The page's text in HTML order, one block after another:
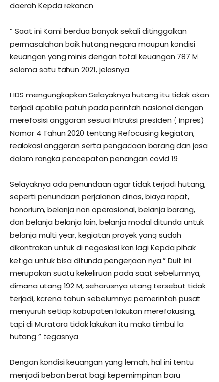
daerah Kepda rekanan
” Saat ini Kami berdua banyak sekali ditinggalkan
permasalahan baik hutang negara maupun kondisi
keuangan yang minis dengan total keuangan 787 M
selama satu tahun 2021, jelasnya
HDS mengungkapkan Selayaknya hutang itu tidak akan
terjadi apabila patuh pada perintah nasional dengan
merefosisi anggaran sesuai intruksi presiden ( inpres)
Nomor 4 Tahun 2020 tentang Refocusing kegiatan,
realokasi anggaran serta pengadaan barang dan jasa
dalam rangka pencepatan penangan covid 19
Selayaknya ada penundaan agar tidak terjadi hutang,
seperti penundaan perjalanan dinas, biaya rapat,
honorium, belanja non operasional, belanja barang,
dan belanja belanja lain, belanja modal ditunda untuk
belanja multi year, kegiatan proyek yang sudah
dikontrakan untuk di negosiasi kan lagi Kepda pihak
ketiga untuk bisa ditunda pengerjaan nya.” Duit ini
merupakan suatu kekeliruan pada saat sebelumnya,
dimana utang 192 M, seharusnya utang tersebut tidak
terjadi, karena tahun sebelumnya pemerintah pusat
menyuruh setiap kabupaten lakukan merefokusing,
tapi di Muratara tidak lakukan itu maka timbul la
hutang ” tegasnya
Dengan kondisi keuangan yang lemah, hal ini tentu
menjadi beban berat bagi kepemimpinan baru